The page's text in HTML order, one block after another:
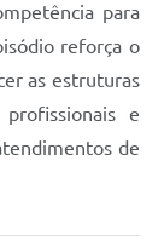
para
reforça o
as estruturas
e
de